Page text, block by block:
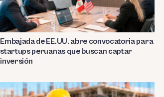
Embajada de EE.UU. abre convocatoria para
startups peruanas que buscan captar
inversión